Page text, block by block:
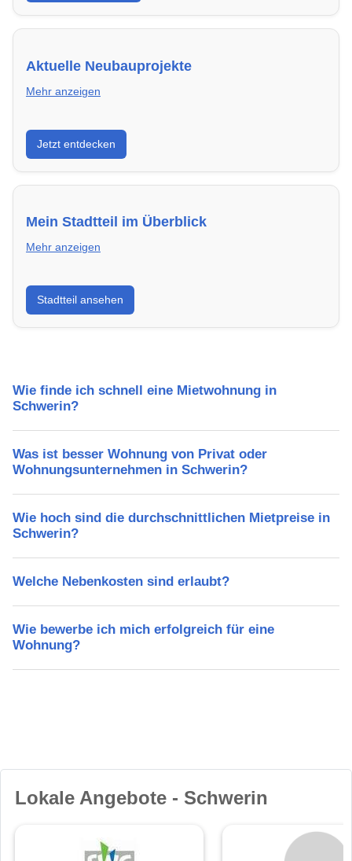
Aktuelle Neubauprojekte
Mehr anzeigen
Entdecke Neubauprojekte in Schwerin – modern,
energieeffizient und sofort bezugsfertig.
Jetzt entdecken
Mein Stadtteil im Überblick
Mehr anzeigen
Erfahre mehr über deinen Stadtteil in Schwerin:
Lebensqualität, Verkehrsanbindung, Schulen,
Freizeitmöglichkeiten und Mietpreise.
Stadtteil ansehen
Wie finde ich schnell eine Mietwohnung in
Schwerin?
Was ist besser Wohnung von Privat oder
Wohnungsunternehmen in Schwerin?
Wie hoch sind die durchschnittlichen Mietpreise in
Schwerin?
Welche Nebenkosten sind erlaubt?
Wie bewerbe ich mich erfolgreich für eine
Wohnung?
Lokale Angebote - Schwerin